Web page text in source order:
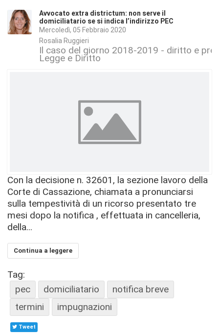
Avvocato extra districtum: non serve il
domiciliatario se si indica l’indirizzo PEC
Mercoledì, 05 Febbraio 2020
Rosalia Ruggieri
Il caso del giorno 2018-2019 - diritto e
Legge e Diritto
Con la decisione n. 32601, la sezione lavoro della
Corte di Cassazione, chiamata a pronunciarsi
sulla tempestività di un ricorso presentato tre
mesi dopo la notifica , effettuata in cancelleria,
della...
Continua a leggere
Tag:
pec
domiciliatario
notifica breve
termini
impugnazioni
Tweet